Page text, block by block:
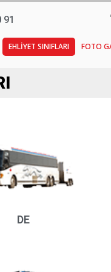
91
EHLIYET SINIFLARI FOTO
DE